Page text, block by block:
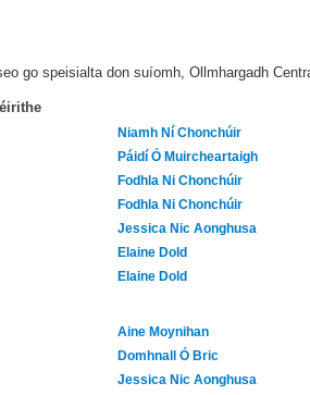
go speisialta don suíomh, Ollmhargadh
Niamh Ní Chonchúir
Páidí Ó Muircheartaigh
Fodhla Ni Chonchúir
Fodhla Ni Chonchúir
Jessica Nic Aonghusa
Elaine Dold
Elaine Dold
Aine Moynihan
Domhnall Ó Bric
Jessica Nic Aonghusa